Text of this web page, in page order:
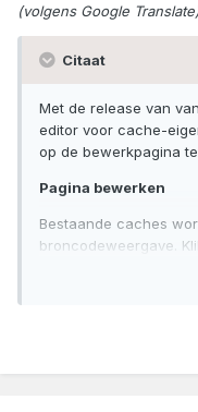
(volgens Google
Citaat
Met de release van
editor voor cache-
op de bewerkpagina
Pagina bewerken
Bestaande caches
broncodeweergave.
Wanneer u
uw code opslaan voor